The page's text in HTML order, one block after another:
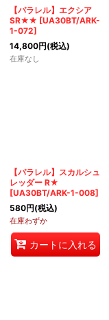
【パラレル】エクシア
SR★★ [UA30BT/ARK-
1-072]
14,800円(税込)
在庫なし
【パラレル】スカルシュ
レッダー R★
[UA30BT/ARK-1-008]
580円(税込)
在庫わずか
カートに入れる